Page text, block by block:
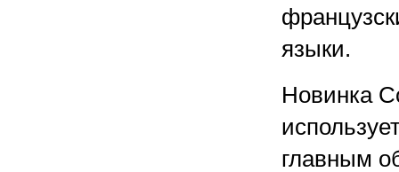
языки.
Новинка
главным